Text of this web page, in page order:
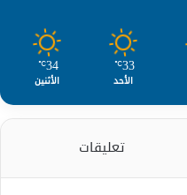
33
℃
الأحد
34
℃
الأثنين
تعليقات